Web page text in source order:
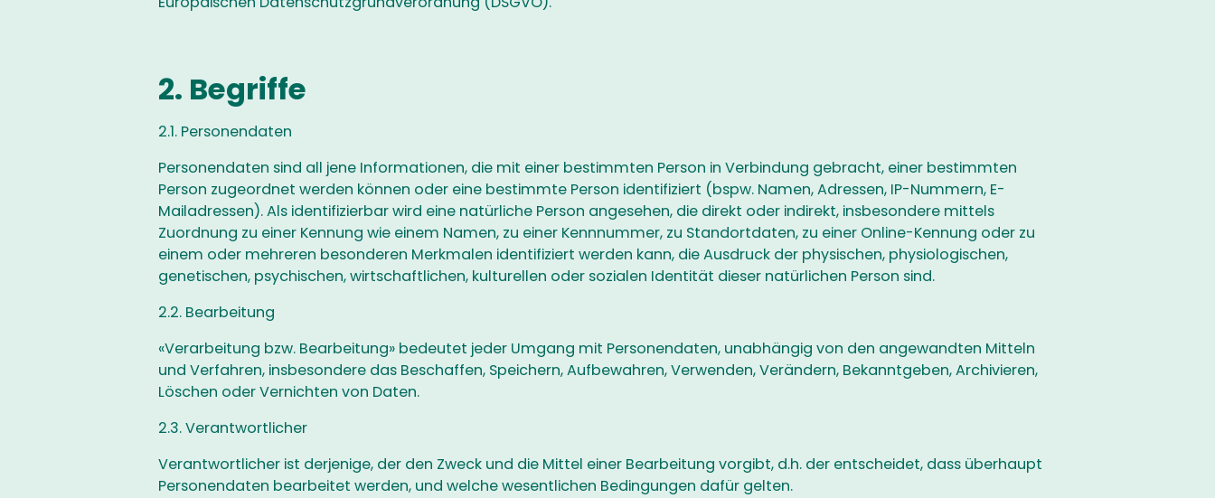
2. Begriffe
2.1. Personendaten
Personendaten sind all jene Informationen, die mit einer bestimmten Person in Verbindung gebracht, einer bestimmten
Person zugeordnet werden können oder eine bestimmte Person identifiziert (bspw. Namen, Adressen, IP-Nummern, E-
Mailadressen). Als identifizierbar wird eine natürliche Person angesehen, die direkt oder indirekt, insbesondere mittels
Zuordnung zu einer Kennung wie einem Namen, zu einer Kennnummer, zu Standortdaten, zu einer Online-Kennung oder zu
einem oder mehreren besonderen Merkmalen identifiziert werden kann, die Ausdruck der physischen, physiologischen,
genetischen, psychischen, wirtschaftlichen, kulturellen oder sozialen Identität dieser natürlichen Person sind.
2.2. Bearbeitung
«Verarbeitung bzw. Bearbeitung» bedeutet jeder Umgang mit Personendaten, unabhängig von den angewandten Mitteln
und Verfahren, insbesondere das Beschaffen, Speichern, Aufbewahren, Verwenden, Verändern, Bekanntgeben, Archivieren,
Löschen oder Vernichten von Daten.
2.3. Verantwortlicher
Verantwortlicher ist derjenige, der den Zweck und die Mittel einer Bearbeitung vorgibt, d.h. der entscheidet, dass überhaupt
Personendaten bearbeitet werden, und welche wesentlichen Bedingungen dafür gelten.